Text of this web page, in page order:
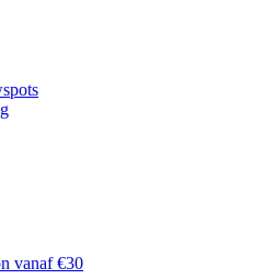
vanaf €30